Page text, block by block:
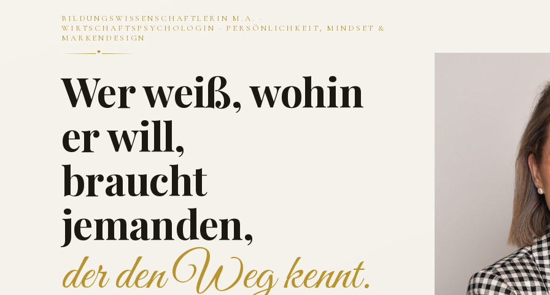
BILDUNGSWISSENSCHAFTLERIN M.A. ·
WIRTSCHAFTSPSYCHOLOGIN · PERSÖNLICHKEIT, MINDSET &
MARKENDESIGN
Wer weiß, wohin
er will,
braucht
jemanden,
der den Weg kennt.